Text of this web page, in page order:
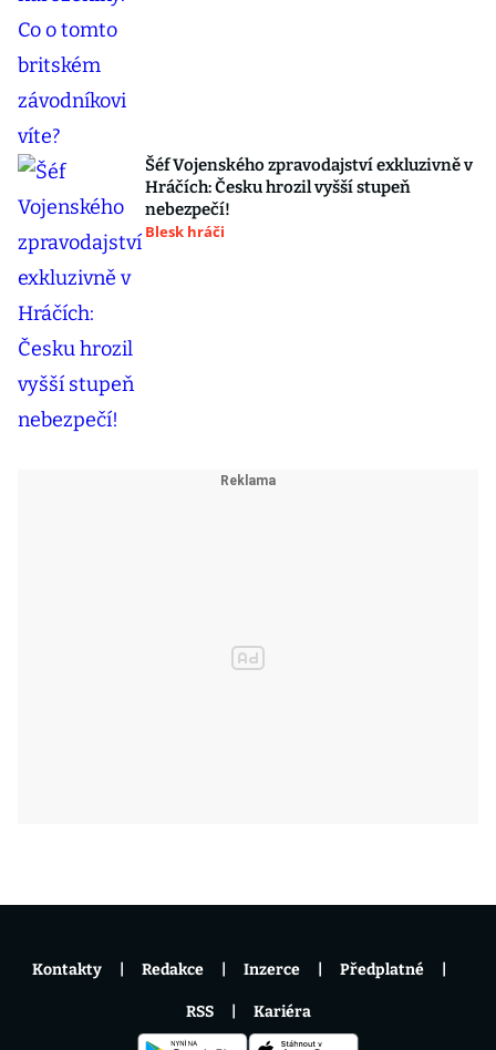
Šéf Vojenského zpravodajství exkluzivně v
Hráčích: Česku hrozil vyšší stupeň
nebezpečí!
Blesk hráči
Kontakty Redakce Inzerce Předplatné
RSS Kariéra